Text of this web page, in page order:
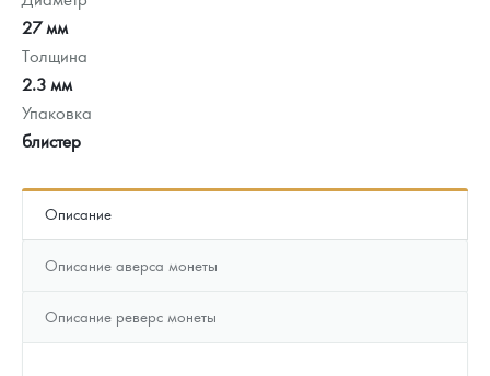
27 мм
Толщина
2.3 мм
Упаковка
блистер
Описание
Описание аверса монеты
Описание реверс монеты